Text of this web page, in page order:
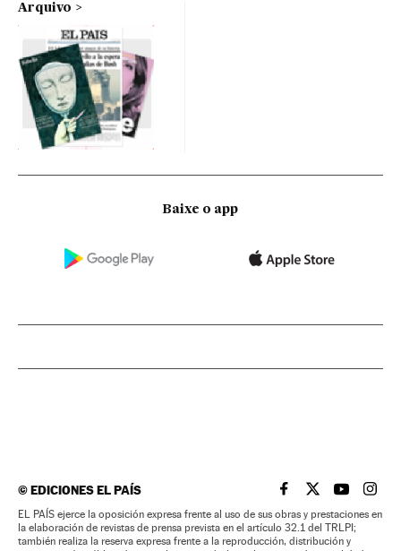
Arquivo
Baixe o app
©EDICIONES EL PAÍS EL PAÍS BRASIL EN
EL PAÍSEL PAÍS
EL
EL PAÍS ejerce la oposición expresa frente al uso de sus obras y prestaciones en
la elaboración de revistas de prensa prevista en el artículo 32.1 del TRLPI;
también realiza la reserva expresa frente a la reproducción, distribución y